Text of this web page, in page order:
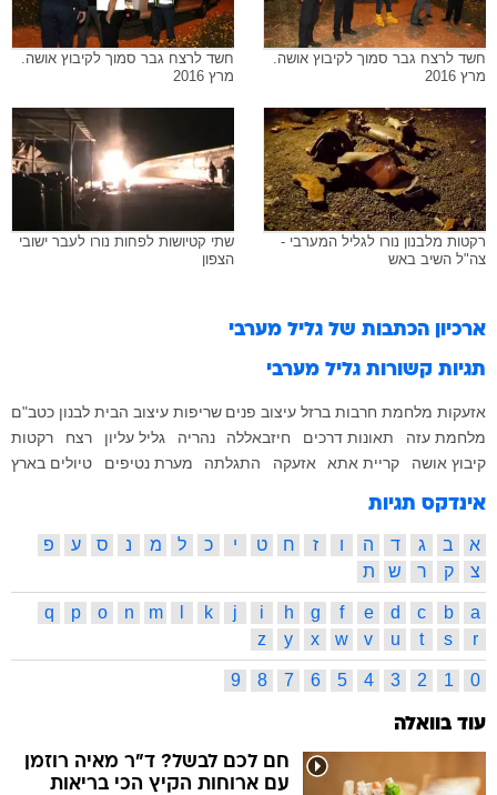
חשד לרצח גבר סמוך לקיבוץ אושה.
מרץ 2016
חשד לרצח גבר סמוך לקיבוץ אושה.
מרץ 2016
רקטות מלבנון נורו לגליל המערבי -
צה"ל השיב באש
שתי קטיושות לפחות נורו לעבר ישובי
הצפון
ארכיון הכתבות של גליל מערבי
תגיות קשורות גליל מערבי
אזעקות מלחמת חרבות ברזל עיצוב פנים שריפות עיצוב הבית לבנון כטב"ם
מלחמת עזה
תאונות דרכים חיזבאללה נהריה גליל עליון רצח
רקטות
קיבוץ אושה
קריית אתא אזעקה התגלתה מערת נטיפים טיולים בארץ
אינדקס תגיות
א ב ג ד ה ו ז ח ט י כ ל מ נ ס ע
פ
צ
ק ר ש ת
a
b
c
d
e
f
g
h
i
j
k
m
n
o
p
q
r
s
t
u
v
w
x
y
z
0
1
2
3
4
5
6
7
8
9
עוד בוואלה
חם לכם לבשל? ד"ר מאיה רוזמן
עם ארוחות הקיץ הכי בריאות